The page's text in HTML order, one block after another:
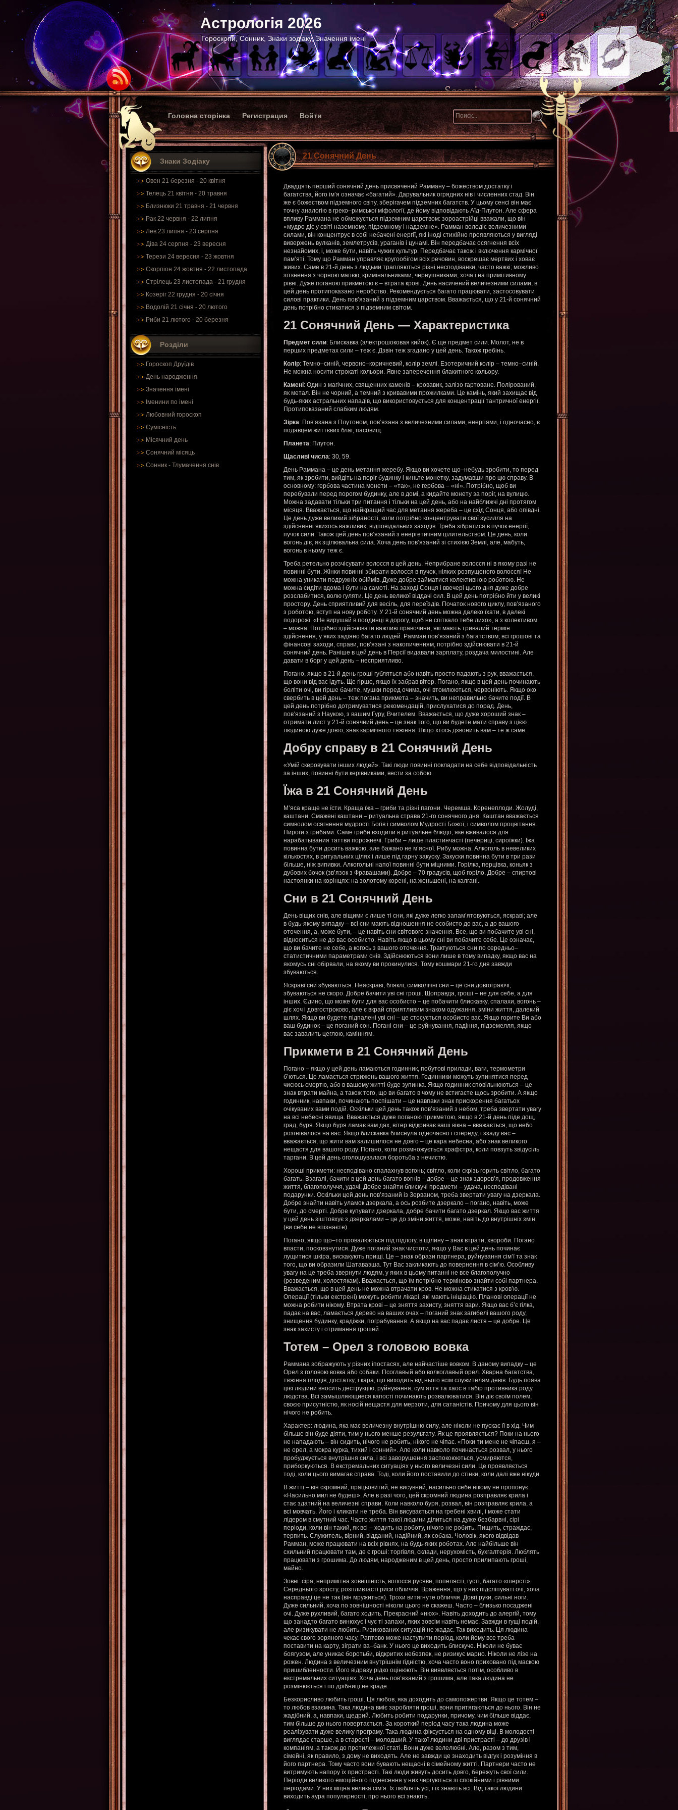
Астрологія 2026
Гороскопи, Сонник, Знаки зодіаку, Значення імені
Головна сторінка Регистрация Войти
Знаки Зодіаку
Овен 21 березня - 20 квітня
Телець 21 квітня - 20 травня
Близнюки 21 травня - 21 червня
Рак 22 червня - 22 липня
Лев 23 липня - 23 серпня
Діва 24 серпня - 23 вересня
Терези 24 вересня - 23 жовтня
Скорпіон 24 жовтня - 22 листопада
Стрілець 23 листопада - 21 грудня
Козеріг 22 грудня - 20 січня
Водолій 21 січня - 20 лютого
Риби 21 лютого - 20 березня
Розділи
Гороскоп Друїдів
День народження
Значення імені
Іменини по імені
Любовний гороскоп
Сумісність
Місячний день
Сонячний місяць
Сонник - Тлумачення снів
21 Сонячний День
Двадцять перший сонячний день присвячений Рамману – божеством достатку і
багатства, його ім’я означає «багатий». Дарувальник огрядних нів і численних стад. Він
же є божеством підземного світу, зберігачем підземних багатств. У цьому сенсі він має
точну аналогію в греко–римської міфології, де йому відповідають Аїд-Плутон. Але сфера
впливу Раммана не обмежується підземним царством: зороастрійці вважали, що він
«мудро діє у світі наземному, підземному і надземне». Рамман володіє величезними
силами, він концентрує в собі небачені енергії, які іноді стихійно проявляються у вигляді
вивержень вулканів, землетрусів, ураганів і цунамі. Він передбачає осягнення всіх
незнайомих, і, може бути, навіть чужих культур. Передбачає також і включення кармічної
пам’яті. Тому що Рамман управляє кругообігом всіх речовин, воскрешає мертвих і ховає
живих. Саме в 21-й день з людьми трапляються різні несподіванки, часто важкі; можливо
зіткнення з чорною магією, кримінальниками, чернушниками, хоча і на примітивному
рівні. Дуже поганою прикметою є – втрата крові. День насичений величезними силами, в
цей день протипоказано неробство. Рекомендується багато працювати, застосовувати
силові практики. День пов’язаний з підземним царством. Вважається, що у 21-й сонячний
день потрібно стикатися з підземним світом.
21 Сонячний День — Характеристика
Предмет сили: Блискавка (электрошоковая кийок). Є ще предмет сили. Молот, не в
перших предметах сили – теж є. Дзвін теж згадано у цей день. Також гребінь.
Колір: Темно–синій, червоно–коричневий, колір землі. Езотеричний колір – темно–синій.
Не можна носити строкаті кольори. Явне заперечення блакитного кольору.
Камені: Один з магічних, священних каменів – кровавик, залізо гартоване. Полірований,
як метал. Він не чорний, а темний з кривавими прожилками. Це камінь, який захищає від
будь-яких астральних нападів, що використовується для концентрації тантричної енергії.
Протипоказаний слабким людям.
Зірка: Пов’язана з Плутоном, пов’язана з величезними силами, енергіями, і одночасно, є
подавцем життєвих благ, пасовищ.
Планета: Плутон.
Щасливі числа: 30, 59.
День Раммана – це день метання жеребу. Якщо ви хочете що–небудь зробити, то перед
тим, як зробити, вийдіть на поріг будинку і киньте монетку, задумавши про цю справу. В
основному: гербова частина монети – «так», не гербова – «ні». Потрібно, щоб ви
перебували перед порогом будинку, але в домі, а кидайте монету за поріг, на вулицю.
Можна задавати тільки три питання і тільки на цей день, або на найближчі дні протягом
місяця. Вважається, що найкращий час для метання жереба – це схід Сонця, або опівдні.
Це день дуже великий зібраності, коли потрібно концентрувати свої зусилля на
здійсненні якихось важливих, відповідальних заходів. Треба зібратися в пучок енергії,
пучок сили. Також цей день пов’язаний з енергетичним цілительством. Це день, коли
вогонь діє, як зцілювальна сила. Хоча день пов’язаний зі стихією Землі, але, мабуть,
вогонь в ньому теж є.
Треба ретельно розчісувати волосся в цей день. Неприбране волосся ні в якому разі не
повинні бути. Жінки повинні збирати волосся в пучок, ніяких розпущеного волосся! Не
можна уникати подружніх обіймів. Дуже добре займатися колективною роботою. Не
можна сидіти вдома і бути на самоті. На заході Сонця і ввечері цього дня дуже добре
розслабитися, волю гуляти. Це день великої віддачі сил. В цей день потрібно йти у великі
простору. День сприятливий для весіль, для переїздів. Початок нового циклу, пов’язаного
з роботою, вступ на нову роботу. У 21-й сонячний день можна далеко їхати, в далекі
подорожі. «Не вирушай в поодинці в дорогу, щоб не спіткало тебе лихо», а з колективом
– можна. Потрібно здійснювати важливі правочини, які мають тривалий термін
здійснення, у яких задіяно багато людей. Рамман пов’язаний з багатством; всі грошові та
фінансові заходи, справи, пов’язані з накопиченням, потрібно здійснювати в 21-й
сонячний день. Раніше в цей день в Персії видавали зарплату, роздача милостині. Але
давати в борг у цей день – несприятливо.
Погано, якщо в 21-й день гроші губляться або навіть просто падають з рук, вважається,
що вони від вас ідуть. Ще гірше, якщо їх забрав вітер. Погано, якщо в цей день починають
боліти очі, ви гірше бачите, мушки перед очима, очі втомлюються, червоніють. Якщо око
свербить в цей день – теж погана прикмета – значить, ви неправильно бачите події. В
цей день потрібно дотримуватися рекомендацій, прислухатися до порад. День,
пов’язаний з Наукою, з вашим Гуру, Вчителем. Вважається, що дуже хороший знак –
отримати лист у 21-й сонячний день – це знак того, що ви будете мати справу з цією
людиною дуже довго, знак кармічного тяжіння. Якщо хтось дзвонить вам – те ж саме.
Добру справу в 21 Сонячний День
«Умій скеровувати інших людей». Такі люди повинні покладати на себе відповідальність
за інших, повинні бути керівниками, вести за собою.
Їжа в 21 Сонячний День
М’яса краще не їсти. Краща їжа – гриби та різні пагони. Черемша. Коренеплоди. Жолуді,
каштани. Смажені каштани – ритуальна страва 21-го сонячного дня. Каштан вважається
символом осягнення мудрості Богів і символом Мудрості Божої, і символом процвітання.
Пироги з грибами. Саме гриби входили в ритуальне блюдо, яке вживалося для
нарабатывания таттви порожнечі. Гриби – лише пластинчасті (печериці, сироїжки). Їжа
повинна бути досить важкою, але бажано не м’ясної. Рибу можна. Алкоголь в невеликих
кількостях, в ритуальних цілях і лише під гарну закуску. Закуски повинна бути в три рази
більше, ніж випивки. Алкогольні напої повинні бути міцними. Горілка, перцівка, коньяк з
дубових бочок (зв’язок з Фравашами). Добре – 70 градусів, щоб горіло. Добре – спиртові
настоянки на корінцях: на золотому корені, на женьшені, на калгані.
Сни в 21 Сонячний День
День віщих снів, але віщими є лише ті сни, які дуже легко запам’ятовуються, яскраві; але
в будь-якому випадку – всі сни мають відношення не особисто до вас, а до вашого
оточення, а, може бути, – це навіть сни світового значення. Все, що ви побачите уві сні,
відноситься не до вас особисто. Навіть якщо в цьому сні ви побачите себе. Це означає,
що ви бачите не себе, а когось з вашого оточення. Трактуються сни по середньо–
статистичними параметрами снів. Здійснюються вони лише в тому випадку, якщо вас на
якомусь сні обірвали, на якому ви прокинулися. Тому кошмари 21-го дня завжди
збуваються.
Яскраві сни збуваються. Неяскраві, бляклі, символічні сни – це сни довгограючі,
збуваються не скоро. Добре бачити уві сні гроші. Щоправда, гроші – не для себе, а для
інших. Єдино, що може бути для вас особисто – це побачити блискавку, спалахи, вогонь –
діє хоч і довгостроково, але є вкрай сприятливим знаком одужання, зміни життя, далекий
шлях. Якщо ви будете підпалені уві сні – це стосується особисто вас. Якщо горите Ви або
ваш будинок – це поганий сон. Погані сни – це руйнування, падіння, підземелля, якщо
вас завалить цеглою, камінням.
Прикмети в 21 Сонячний День
Погано – якщо у цей день ламаються годинник, побутові прилади, ваги, термометри
б’ються. Це ламається стрижень вашого життя. Годинники можуть зупинятися перед
чиєюсь смертю, або в вашому житті буде зупинка. Якщо годинник сповільнюються – це
знак втрати майна, а також того, що ви багато в чому не встигаєте щось зробити. А якщо
годинник, навпаки, починають поспішати – це навпаки знак прискорення багатьох
очікуваних вами подій. Оскільки цей день також пов’язаний з небом, треба звертати увагу
на всі небесні явища. Вважається дуже поганою прикметою, якщо в 21-й день піде дощ,
град, буря. Якщо буря ламає вам дах, вітер відкриває ваші вікна – вважається, що небо
розгнівалося на вас. Якщо блискавка блиснула одночасно і спереду, і ззаду вас –
вважається, що жити вам залишилося не довго – це кара небесна, або знак великого
нещастя для вашого роду. Погано, коли розмножується храфстра, коли повзуть звідусіль
таргани. В цей день оголошувалася боротьба з нечистю.
Хороші прикмети: несподівано спалахнув вогонь; світло, коли скрізь горить світло, багато
багать. Взагалі, бачити в цей день багато вогнів – добре – це знак здоров’я, продовження
життя, благополуччя, удачі. Добре знайти блискучі предмети – удача, несподівані
подарунки. Оскільки цей день пов’язаний із Зерваном, треба звертати увагу на дзеркала.
Добре знайти навіть уламок дзеркала, а ось розбите дзеркало – погано, навіть, може
бути, до смерті. Добре купувати дзеркала, добре бачити багато дзеркал. Якщо вас життя
у цей день зіштовхує з дзеркалами – це до зміни життя, може, навіть до внутрішніх змін
(ви себе не впізнаєте).
Погано, якщо що–то провалюється під підлогу, в щілину – знак втрати, хвороби. Погано
впасти, посковзнутися. Дуже поганий знак чистоти, якщо у Вас в цей день починає
лущитися шкіра, вискакують прищі. Це – знак образи партнера, руйнування сім’ї та знак
того, що ви образили Шатаваэша. Тут Вас закликають до повернення в сім’ю. Особливу
увагу на це треба звернути людям, у яких в цьому питанні не все благополучно
(розведеним, холостякам). Вважається, що їм потрібно терміново знайти собі партнера.
Вважається, що в цей день не можна втрачати кров. Не можна стикатися з кров’ю.
Операції (тільки екстрені) можуть робити лікарі, які мають ініціацію. Планові операції не
можна робити нікому. Втрата крові – це зняття захисту, зняття вари. Якщо вас б’є гілка,
падає на вас, ламається дерево на ваших очах – поганий знак загибелі вашого роду,
знищення будинку, крадіжки, пограбування. А якщо на вас падає листя – це добре. Це
знак захисту і отримання грошей.
Тотем – Орел з головою вовка
Раммана зображують у різних іпостасях, але найчастіше вовком. В даному випадку – це
Орел з головою вовка або собаки. Псоглавый або волкоглавый орел. Хварна багатства,
тяжіння плодів, достатку; і кара, що виходить від нього всім служителям девів. Будь поява
цієї людини вносить деструкцію, руйнування, сум’яття та хаос в табір противника роду
людства. Всі замышляющиеся капості починають розвалюватися. Він діє своїм полем,
своєю присутністю, як носій нещастя для мерзоти, для сатаністів. Причому для цього він
нічого не робить.
Характер: людина, яка має величезну внутрішню силу, але ніколи не пускає її в хід. Чим
більше він буде діяти, тим у нього менше результату. Як це проявляється? Поки на нього
не нападають – він сидить, нічого не робить, нікого не чіпає. «Поки ти мене не чіпаєш, я –
не орел, а мокра курка, тихий і сонний». Але коли навколо починається розвал, у нього
пробуджується внутрішня сила, і всі заворушення заспокоюються, усмиряются,
приборкуються. В екстремальних ситуаціях у нього величезні сили. Це проявляється
тоді, коли цього вимагає справа. Тоді, коли його поставили до стінки, коли далі вже нікуди.
В житті – він скромний, працьовитий, не висувний, насильно себе нікому не пропонує.
«Насильно мил не будеш». Але в разі чого, цей скромний людина розправляє крила і
стає здатний на величезні справи. Коли навколо буря, розвал, він розправляє крила, а
всі мовчать. Його і кликати не треба. Він висувається на гребені хвилі, і може стати
лідером в смутний час. Часто життя такої людини ділиться на дуже безбарвні, сірі
періоди, коли він такий, як всі – ходить на роботу, нічого не робить. Пищить, страждає,
терпить. Служитель, вірний, відданий, надійний, як собака. Чоловік, якого відвідав
Рамман, може працювати на всіх рівнях, на будь-яких роботах. Але найбільше він
схильний працювати там, де є гроші: торгівля, склади, нерухомість, бухгалтерія. Люблять
працювати з грошима. До людям, народженим в цей день, просто прилипають гроші,
майно.
Зовні: сіра, непримітна зовнішність, волосся русяве, попелясті, густі, багато «шерсті».
Середнього зросту, розпливчасті риси обличчя. Враження, що у них підсліпуваті очі, хоча
насправді це не так (він мружиться). Трохи витягнуте обличчя. Довгі руки, сильні ноги.
Дуже сильний, хоча по зовнішності ніколи цього не скажеш. Часто – близько посаджені
очі. Дуже рухливий, багато ходить. Прекрасний «нюх». Навіть доходить до алергій, тому
що занадто багато винюхує і чує ті запахи, яких зовсім навіть немає. Завжди в гущі подій,
але ризикувати не любить. Ризикованих ситуацій не жадає. Так виходить. Ця людина
чекає свого зоряного часу. Раптово може наступити період, коли йому все треба
поставити на карту, зіграти ва–банк. У нього це виходить блискуче. Ніколи не буває
боягузом, але уникає боротьби, відкритих небезпек, не ризикує марно. Ніколи не лізе на
рожен. Людина з величезним внутрішнім гідністю, хоча часто воно приховано під маскою
пришибленности. Його відразу рідко оцінюють. Він виявляється потім, особливо в
екстремальних ситуаціях. Хоча день пов’язаний з грошима, але така людина не
розмінюється і по дрібниці не краде.
Безкорисливо любить гроші. Ця любов, яка доходить до самопожертви. Якщо це тотем –
то любов взаємна. Така людина вміє заробляти гроші, вони притягаються до нього. Він не
жадібний, а, навпаки, щедрий. Любить робити подарунки, причому, чим більше віддає,
тим більше до нього повертається. За короткий період часу така людина може
реалізувати дуже велику програму. Така людина фіксується на одному віці. В молодості
виглядає старше, а в старості – молодший. У такої людини дві пристрасті – до друзів і
компаніям, а також до протилежної статі. Вони дуже велелюбні. Але, разом з тим,
сімейні, як правило, з дому не виходять. Але не завжди це знаходить відгук і розуміння в
його партнера. Тому часто вони бувають нещасні в сімейному житті. Партнери часто не
витримують напору їх пристрасті. Такі люди живуть досить довго, бережуть свої сили.
Періоди великого емоційного піднесення у них чергуються зі спокійними і рівними
періодами. У них міцна велика сім’я. Їх люблять усі, і їх знають всі. Від такої людини
виходить аура популярності, про нього всі знають.